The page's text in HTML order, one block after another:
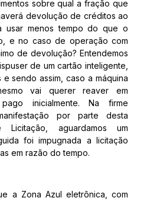
sobre qual a fração que
devolução de créditos ao
usar menos tempo do que o
e no caso de operação com
de devolução? Entendemos
de um cartão inteligente,
sendo assim, caso a máquina
vai querer reaver em
inicialmente. Na firme
por parte desta
aguardamos um
foi impugnada a licitação
em razão do tempo.
a Zona Azul eletrônica, com